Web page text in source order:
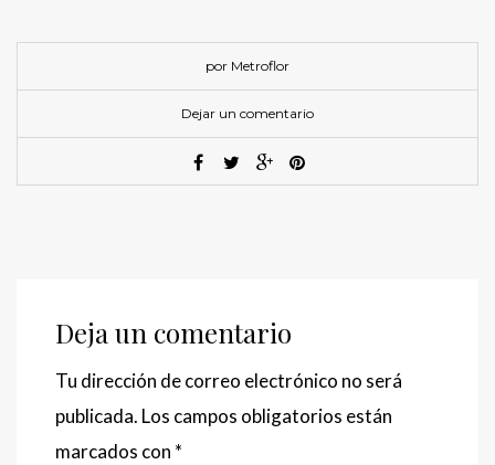
por Metroflor
Dejar un comentario
Deja un comentario
Tu dirección de correo electrónico no será
publicada. Los campos obligatorios están
marcados con *